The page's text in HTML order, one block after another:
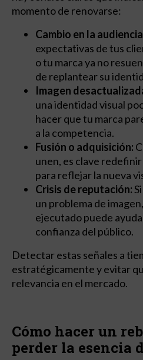
momento de renovarse:
Cambio en la
expectativas de tus
o tu marca ya no
de replantear su
Imagen
una identidad visual
hacer que tu marca
a la competencia.
Fusión o adquisición:
unen, es clave
para reflejar la nueva
Crisis de reputación:
un problema de
ejecutado puede
confianza del público.
Detectar estas señales a
estratégicamente y evitar
relevancia en el mercado.
Cómo hacer un
perder la esencia